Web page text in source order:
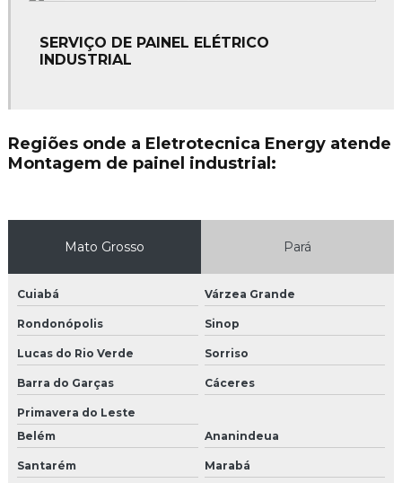
Instalação de hidrantes
Instalação de para raios em mato grosso
Instalação de sistema de combate a incêndio
Instalação de sistema de prevenção contra incêndio
Instalação e manutenção elétrica
Instalação e manutenção elétrica em mato grosso
Instalação elétrica industrial
SERVIÇO DE PAINEL ELÉTRICO
INDUSTRIAL
Regiões onde a Eletrotecnica Energy atende
Montagem de painel industrial:
Mato Grosso Pará
Cuiabá Várzea Grande
Rondonópolis Sinop
Lucas do Rio Verde Sorriso
Barra do Garças Cáceres
Primavera do Leste
Belém
Ananindeua
Santarém Marabá